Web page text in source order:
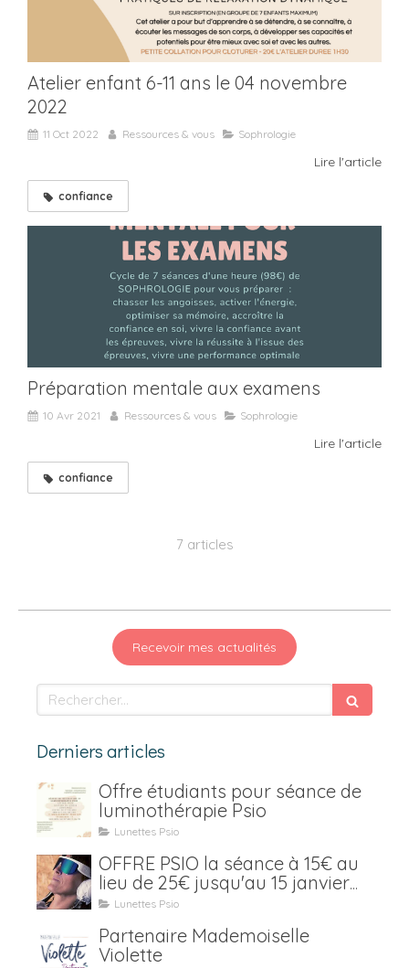
Atelier enfant 6-11 ans le 04 novembre
2022
11 Oct 2022 Ressources & vous Sophrologie
Lire l'article
confiance
Préparation mentale aux examens
10 Avr 2021 Ressources & vous Sophrologie
Lire l'article
confiance
7 articles
Recevoir mes actualités
Rechercher
Derniers articles
Offre étudiants pour séance de
luminothérapie Psio
Lunettes Psio
OFFRE PSIO la séance à 15€ au
lieu de 25€ jusqu'au 15 janvier
2021Lunettes Psio
Partenaire Mademoiselle
Violette